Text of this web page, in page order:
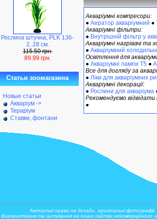
Рослина штучна, PLK 136-
2, 28 cм.
115.50 грн.
89.99 грн.
Статьи зоомагазина
Новые статьи
Акваріум ->
Тераріум
Ставки, фонтани
Акваріумні компресори:
● Аератор акваріумний ●
Акваріумні фільтри:
● Внутрішній фільтр у
Акваріумні нагрівачі та
● Акваріумний
Освітлення для
● Акваріумні лампи Т5 ●
Все для догляду за
● Ліки для акваріумних
Акваріумні декорації:
● Рослини для акваріума
Рекомендуємо відвідати
●
Авторські права на дизайн, оригінальні
Використання та цитування на інших сайтах некомерційного